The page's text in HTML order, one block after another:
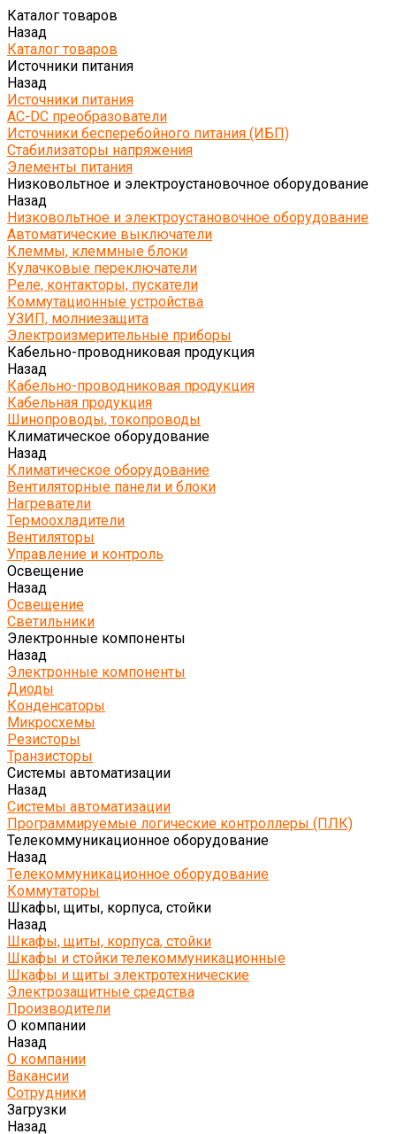
Каталог товаров
Назад
Каталог товаров
Источники питания
Назад
Источники питания
AC-DC преобразователи
Источники бесперебойного питания (ИБП)
Стабилизаторы напряжения
Элементы питания
Низковольтное и электроустановочное оборудование
Назад
Низковольтное и электроустановочное оборудование
Автоматические выключатели
Клеммы, клеммные блоки
Кулачковые переключатели
Реле, контакторы, пускатели
Коммутационные устройства
УЗИП, молниезащита
Электроизмерительные приборы
Кабельно-проводниковая продукция
Назад
Кабельно-проводниковая продукция
Кабельная продукция
Шинопроводы, токопроводы
Климатическое оборудование
Назад
Климатическое оборудование
Вентиляторные панели и блоки
Нагреватели
Термоохладители
Вентиляторы
Управление и контроль
Освещение
Назад
Освещение
Светильники
Электронные компоненты
Назад
Электронные компоненты
Диоды
Конденсаторы
Микросхемы
Резисторы
Транзисторы
Системы автоматизации
Назад
Системы автоматизации
Программируемые логические контроллеры (ПЛК)
Телекоммуникационное оборудование
Назад
Телекоммуникационное оборудование
Коммутаторы
Шкафы, щиты, корпуса, стойки
Назад
Шкафы, щиты, корпуса, стойки
Шкафы и стойки телекоммуникационные
Шкафы и щиты электротехнические
Электрозащитные средства
Производители
О компании
Назад
О компании
Вакансии
Сотрудники
Загрузки
Назад